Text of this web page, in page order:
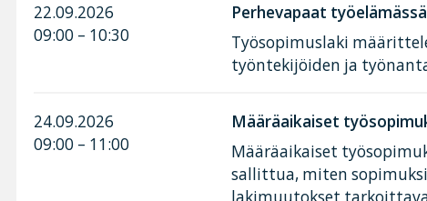
22.09.2026
09:00 – 10:30
Perhevapaat
Työsopimuslaki
työntekijöiden ja
24.09.2026
09:00 – 11:00
Määräaikaiset
Määräaikaiset
sallittua, miten